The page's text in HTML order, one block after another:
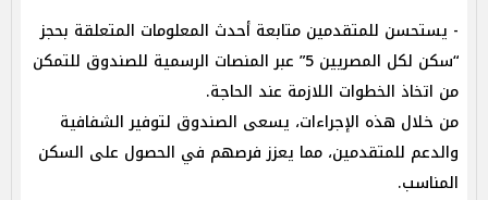
- يستحسن للمتقدمين متابعة أحدث المعلومات المتعلقة بحجز
“سكن لكل المصريين 5” عبر المنصات الرسمية للصندوق للتمكن
من اتخاذ الخطوات اللازمة عند الحاجة.
من خلال هذه الإجراءات، يسعى الصندوق لتوفير الشفافية
والدعم للمتقدمين، مما يعزز فرصهم في الحصول على السكن
المناسب.